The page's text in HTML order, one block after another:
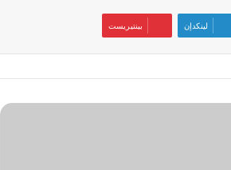
لينكدإن بينتيريست